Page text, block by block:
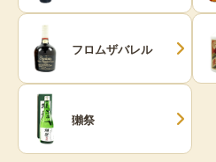
フロムザバレル
獺祭